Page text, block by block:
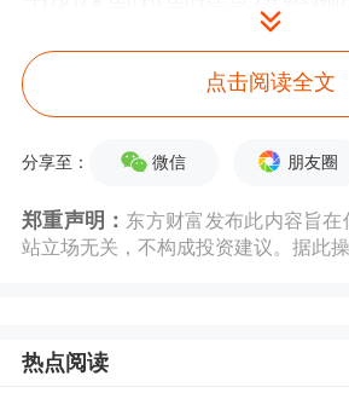
力的体制机制提高供给侧
吴敬琏指出，在改革转
下，要采取措施控制和化
革争取时间，如妥善处
务、停止回报过低或没
和重整等。同时要辅之以
点击阅读全文
分享至： 微信 朋友圈
郑重声明： 东方财富发布此内容旨
站立场无关，不构成投资建议。据此
热点阅读